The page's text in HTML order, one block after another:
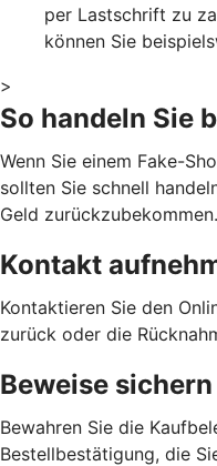
per Lastschrift zu
können Sie
>
So handeln Sie
Wenn Sie einem Fake-
sollten Sie schnell
Geld zurückzubekommen.
Kontakt
Kontaktieren Sie den
zurück oder die
Beweise sichern
Bewahren Sie die
Bestellbestätigung, die